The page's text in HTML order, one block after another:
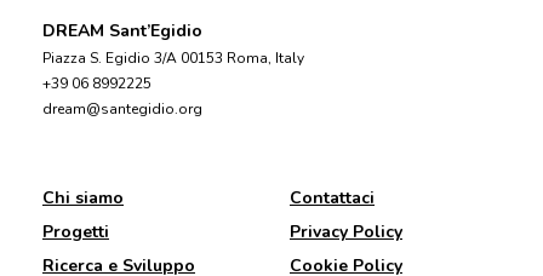
DREAM Sant’Egidio
Piazza S. Egidio 3/A 00153 Roma, Italy
+39 06 8992225
dream@santegidio.org
Chi siamo
Progetti
Ricerca e Sviluppo
Contattaci
Privacy Policy
Cookie Policy